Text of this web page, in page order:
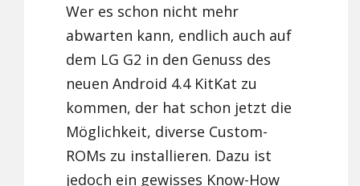
Wer es schon nicht mehr
abwarten kann, endlich auch auf
dem LG G2 in den Genuss des
neuen Android 4.4 KitKat zu
kommen, der hat schon jetzt die
Möglichkeit, diverse Custom-
ROMs zu installieren. Dazu ist
jedoch ein gewisses Know-How